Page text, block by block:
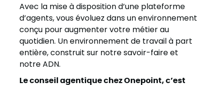
Avec la mise à disposition d’une plateforme
d’agents, vous évoluez dans un environnement
conçu pour augmenter votre métier au
quotidien. Un environnement de travail à part
entière, construit sur notre savoir-faire et
notre ADN.
Le conseil agentique chez Onepoint, c’est